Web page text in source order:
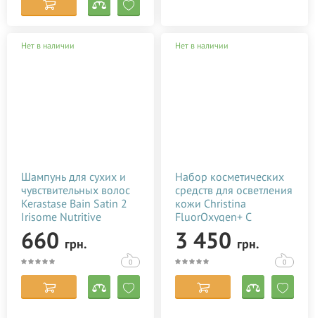
Нет в наличии
Шампунь для сухих и
чувствительных волос
Kerastase Bain Satin 2
Irisome Nutritive
Shampoo 250 мл
660 грн.
0
Нет в наличии
Набор косметических
средств для осветления
кожи Christina
FluorOxygen+ C
Rejuvenating &
Lightening Kit
3 450 грн.
0